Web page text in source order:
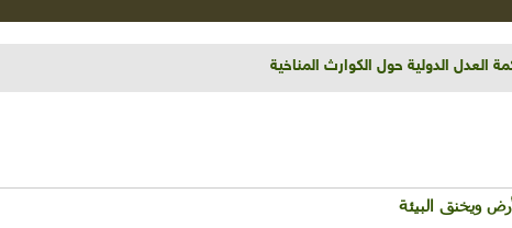
تحتية وحلويات قبيحة وحاكورة ونوبل وزيتون و"سيباط"
ويخنق البيئة